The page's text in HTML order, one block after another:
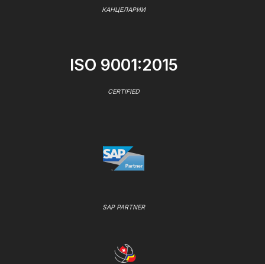
КАНЦЕЛАРИИ
ISO 9001:2015
CERTIFIED
SAP PARTNER